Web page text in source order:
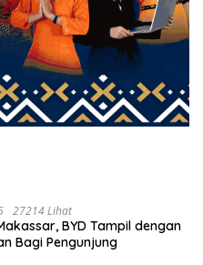
27214 Lihat
BYD Tampil dengan
Bagi Pengunjung